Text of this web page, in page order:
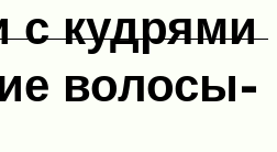
с кудрями
волосы-